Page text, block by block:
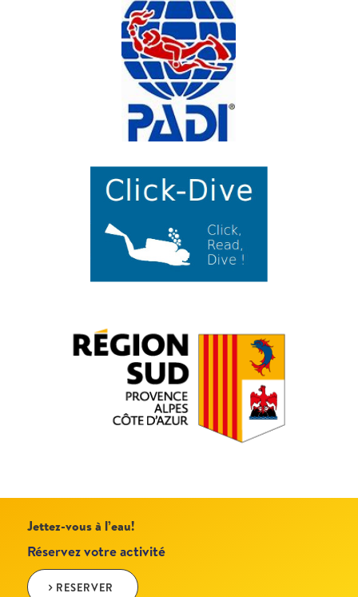
Jettez-vous à l’eau!
Réservez votre activité
RESERVER